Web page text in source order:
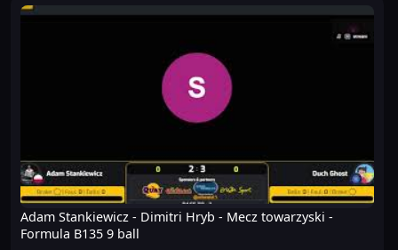
Adam Stankiewicz - Dimitri Hryb - Mecz towarzyski -
Formula B135 9 ball